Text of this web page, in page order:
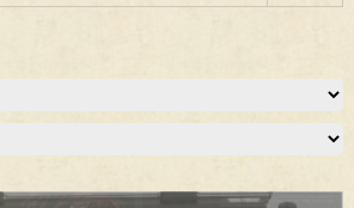
(Nemira)
prima lucrare despre controversatele